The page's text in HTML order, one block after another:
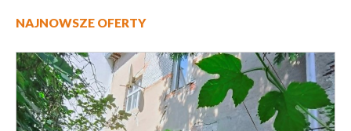
NAJNOWSZE OFERTY